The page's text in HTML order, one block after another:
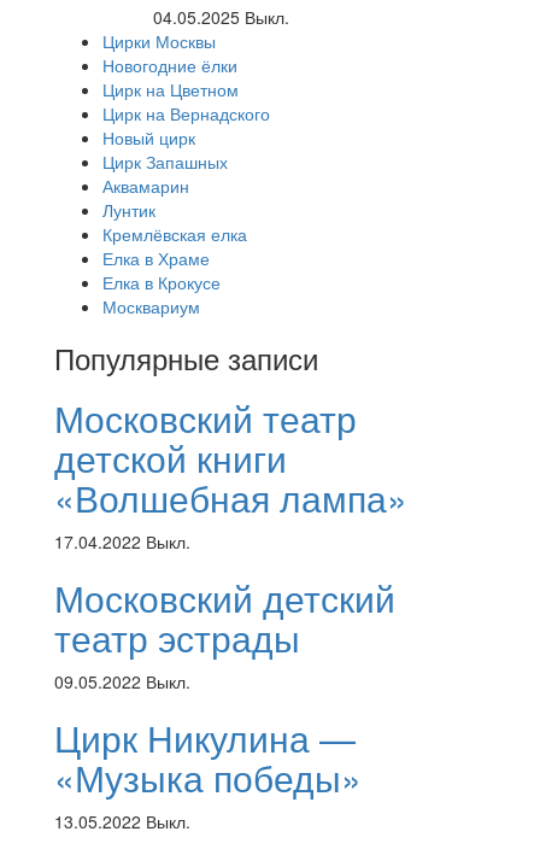
04.05.2025 Выкл.
Цирки Москвы
Новогодние ёлки
Цирк на Цветном
Цирк на Вернадского
Новый цирк
Цирк Запашных
Аквамарин
Лунтик
Кремлёвская елка
Елка в Храме
Елка в Крокусе
Москвариум
Популярные записи
Московский театр
детской книги
«Волшебная лампа»
17.04.2022 Выкл.
Московский детский
театр эстрады
09.05.2022 Выкл.
Цирк Никулина —
«Музыка победы»
13.05.2022 Выкл.